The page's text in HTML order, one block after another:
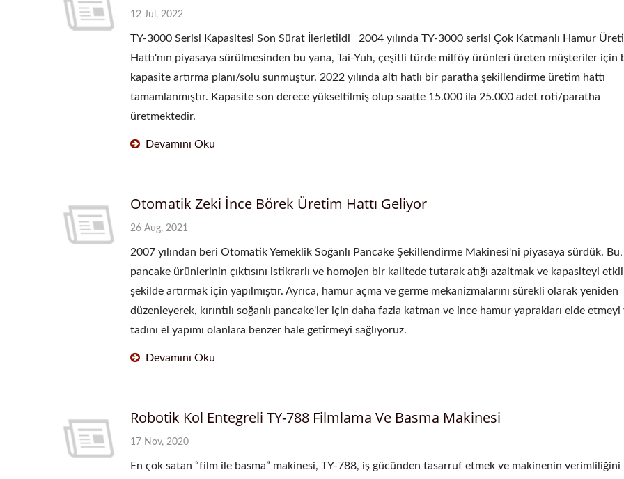
12 Jul, 2022
TY-3000 Serisi Kapasitesi Son Sürat İlerletildi 2004 yılında TY-3000 serisi Çok Katmanlı Hamur
Hattı'nın piyasaya sürülmesinden bu yana, Tai-Yuh, çeşitli türde milföy ürünleri üreten müşteriler için
kapasite artırma planı/solu sunmuştur. 2022 yılında altı hatlı bir paratha şekillendirme üretim hattı
tamamlanmıştır. Kapasite son derece yükseltilmiş olup saatte 15.000 ila 25.000 adet roti/paratha
üretmektedir.
Devamını Oku
Otomatik Zeki İnce Börek Üretim Hattı Geliyor
26 Aug, 2021
2007 yılından beri Otomatik Yemeklik Soğanlı Pancake Şekillendirme Makinesi'ni piyasaya sürdük. Bu,
pancake ürünlerinin çıktısını istikrarlı ve homojen bir kalitede tutarak atığı azaltmak ve kapasiteyi
şekilde artırmak için yapılmıştır. Ayrıca, hamur açma ve germe mekanizmalarını sürekli olarak yeniden
düzenleyerek, kırıntılı soğanlı pancake'ler için daha fazla katman ve ince hamur yaprakları elde etmeyi
tadını el yapımı olanlara benzer hale getirmeyi sağlıyoruz.
Devamını Oku
Robotik Kol Entegreli TY-788 Filmlama Ve Basma Makinesi
17 Nov, 2020
En çok satan “film ile basma” makinesi, TY-788, iş gücünden tasarruf etmek ve makinenin verimliliğini